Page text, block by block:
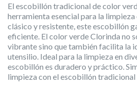
El escobillón tradicional de color
herramienta esencial para la
clásico y resistente, este escobillón
eficiente. El color verde Clorinda no
vibrante sino que también facilita la
utensilio. Ideal para la limpieza en
escobillón es duradero y práctico.
limpieza con el escobillón